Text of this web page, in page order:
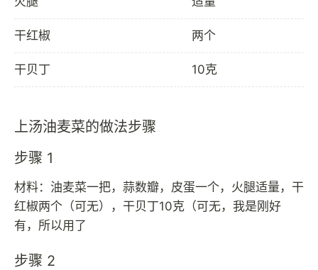
干红椒 两个
干贝丁 10克
上汤油麦菜的做法步骤
步骤 1
材料：油麦菜一把，蒜数瓣，皮蛋一个，火腿适量，干
红椒两个（可无），干贝丁10克（可无，我是刚好
有，所以用了
步骤 2